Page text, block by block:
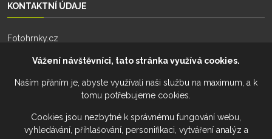
KONTAKTNÍ ÚDAJE
Fotohrnky.cz
+420 777 274 701
Telefon:+420 777 228 941
Email:info@fotohrnky.cz
Vážení návštěvníci, tato stránka využívá cookies.
Naším přáním je, abyste využívali naši službu na maximum, a k
tomu potřebujeme cookies.
Cookies jsou nezbytné k správnému fungování webu,
vyhledávání, přihlašování, personifikaci, vytváření analýz a